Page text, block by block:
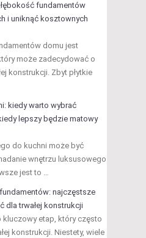
fundamentów
i uniknąć kosztownych
domu jest
może zadecydować o
konstrukcji. Zbyt płytkie
kiedy warto wybrać
lepszy będzie matowy
do kuchni może być
wnętrzu luksusowego
jest to …
najczęstsze
dla trwałej konstrukcji
etap, który często
konstrukcji. Niestety, wiele